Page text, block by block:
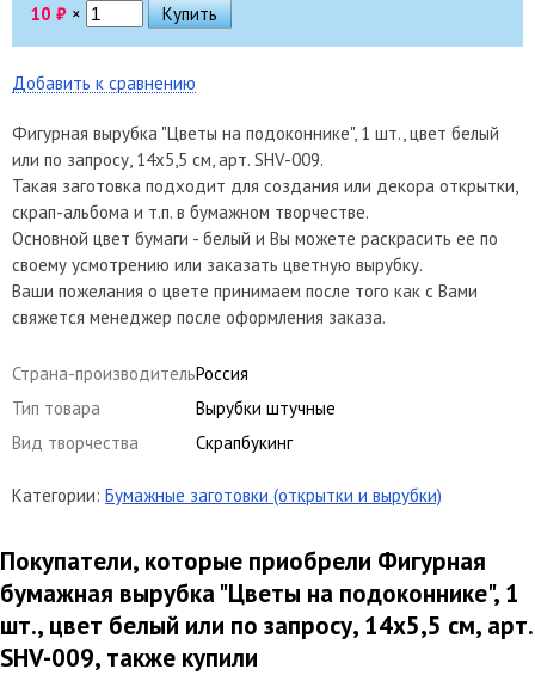
10 ₽ ×
Добавить к сравнению
Фигурная вырубка "Цветы на подоконнике", 1 шт., цвет белый
или по запросу, 14х5,5 см, арт. SHV-009.
Такая заготовка подходит для создания или декора открытки,
скрап-альбома и т.п. в бумажном творчестве.
Основной цвет бумаги - белый и Вы можете раскрасить ее по
своему усмотрению или заказать цветную вырубку.
Ваши пожелания о цвете принимаем после того как с Вами
свяжется менеджер после оформления заказа.
Страна-производительРоссия
Тип товара
Вырубки штучные
Вид творчества
Скрапбукинг
Категории: Бумажные заготовки (открытки и вырубки)
Покупатели, которые приобрели Фигурная
бумажная вырубка "Цветы на подоконнике", 1
шт., цвет белый или по запросу, 14х5,5 см, арт.
SHV-009, также купили